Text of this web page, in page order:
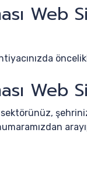
Web
Web
sektörünüz,